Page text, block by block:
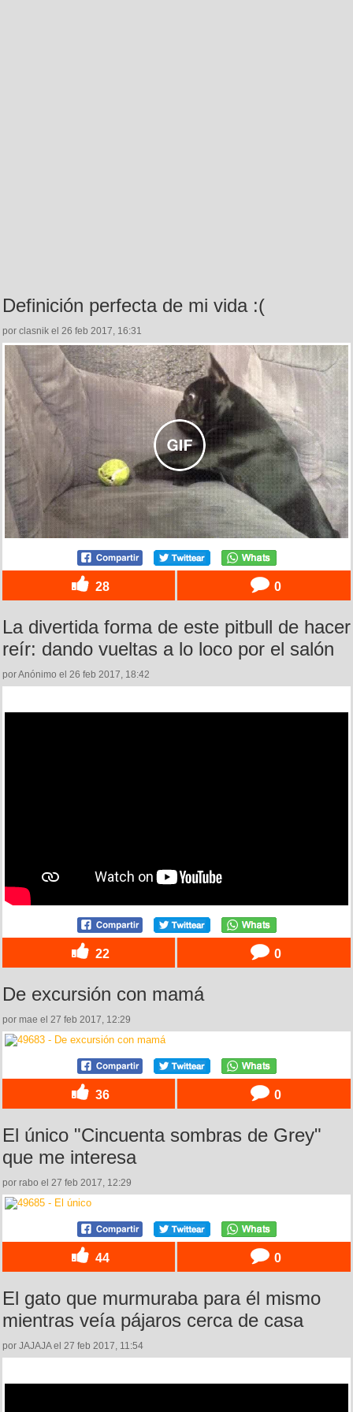
Definición perfecta de mi vida :(
por clasnik el 26 feb 2017, 16:31
28 0
La divertida forma de este pitbull de hacer
reír: dando vueltas a lo loco por el salón
por Anónimo el 26 feb 2017, 18:42
22 0
De excursión con mamá
por mae el 27 feb 2017, 12:29
36 0
El único "Cincuenta sombras de Grey"
que me interesa
por rabo el 27 feb 2017, 12:29
44 0
El gato que murmuraba para él mismo
mientras veía pájaros cerca de casa
por JAJAJA el 27 feb 2017, 11:54